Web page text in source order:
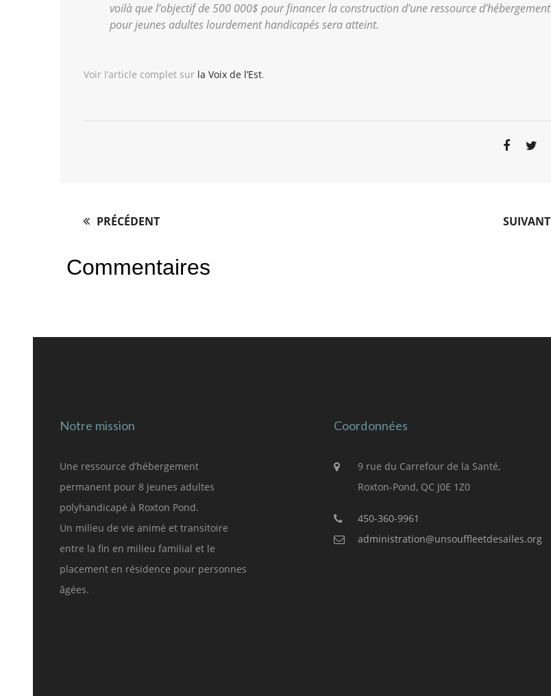
voilà que l’objectif de 500 000$ pour financer la construction d’une ressource d’hébergement
pour jeunes adultes lourdement handicapés sera atteint.
Voir l’article complet sur la Voix de l’Est.
Post
navigation
PRÉCÉDENT SUIVANT
Commentaires
Notre mission
Une ressource d’hébergement
permanent pour 8 jeunes adultes
polyhandicapé à Roxton Pond.
Un milieu de vie animé et transitoire
entre la fin en milieu familial et le
placement en résidence pour personnes
âgées.
Coordonnées
9 rue du Carrefour de la Santé,
Roxton-Pond, QC J0E 1Z0
450-360-9961
administration@unsouffleetdesailes.org